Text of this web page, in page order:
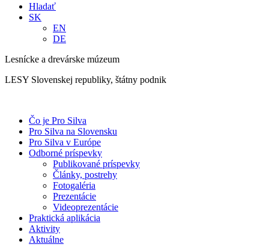
Hladať
SK
EN
DE
Lesnícke a drevárske múzeum
LESY Slovenskej republiky, štátny podnik
Čo je Pro Silva
Pro Silva na Slovensku
Pro Silva v Európe
Odborné príspevky
Publikované príspevky
Články, postrehy
Fotogaléria
Prezentácie
Videoprezentácie
Praktická aplikácia
Aktivity
Aktuálne